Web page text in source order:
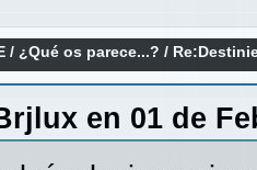
/ ¿Qué os parece...? /
en 01 de